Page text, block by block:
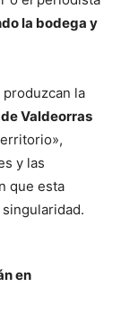
la bodega y
la
Valdeorras
y las
que esta
en